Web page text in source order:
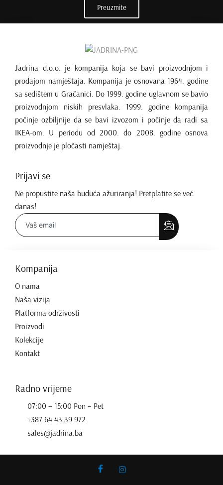
Preuzmite
Jadrina d.o.o. je kompanija koja se bavi proizvodnjom i
prodajom namještaja. Kompanija je osnovana 1964. godine
sa sedištem u Gračanici. Do 1999. godine uglavnom se bavio
proizvodnjom niskih presvlaka. 1999. godine kompanija
počinje ozbiljnije da se bavi izvozom i počinje da radi sa
IKEA-om. U periodu od 2000. do 2008. godine osnova
proizvodnje je pločasti namještaj.
Prijavi se
Ne propustite naša buduća ažuriranja! Pretplatite se već
danas!
Kompanija
O nama
Naša vizija
Platforma održivosti
Proizvodi
Kolekcije
Kontakt
Radno vrijeme
07:00 – 15:00 Pon – Pet
+387 64 43 39 972
sales@jadrina.ba